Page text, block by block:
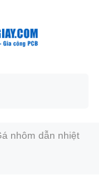
nhôm dẫn nhiệt